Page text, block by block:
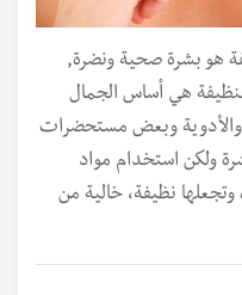
هو بشرة صحية ونضرة,
هي أساس الجمال
وبعض مستحضرات
ولكن استخدام مواد
نظيفة، خالية من